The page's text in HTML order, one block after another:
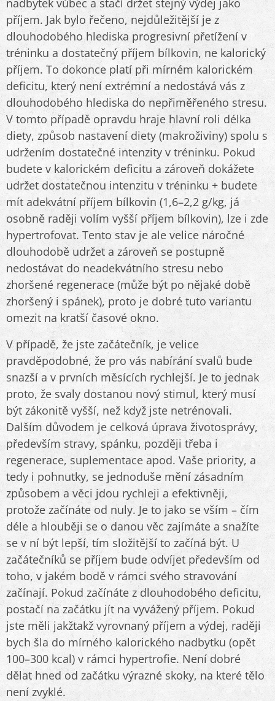
nadbytek vůbec a stačí držet stejný výdej jako
příjem. Jak bylo řečeno, nejdůležitější je z
dlouhodobého hlediska progresivní přetížení v
tréninku a dostatečný příjem bílkovin, ne kalorický
příjem. To dokonce platí při mírném kalorickém
deficitu, který není extrémní a nedostává vás z
dlouhodobého hlediska do nepřiměřeného stresu.
V tomto případě opravdu hraje hlavní roli délka
diety, způsob nastavení diety (makroživiny) spolu s
udržením dostatečné intenzity v tréninku. Pokud
budete v kalorickém deficitu a zároveň dokážete
udržet dostatečnou intenzitu v tréninku + budete
mít adekvátní příjem bílkovin (1,6–2,2 g/kg, já
osobně raději volím vyšší příjem bílkovin), lze i zde
hypertrofovat. Tento stav je ale velice náročné
dlouhodobě udržet a zároveň se postupně
nedostávat do neadekvátního stresu nebo
zhoršené regenerace (může být po nějaké době
zhoršený i spánek), proto je dobré tuto variantu
omezit na kratší časové okno.
V případě, že jste začátečník, je velice
pravděpodobné, že pro vás nabírání svalů bude
snazší a v prvních měsících rychlejší. Je to jednak
proto, že svaly dostanou nový stimul, který musí
být zákonitě vyšší, než když jste netrénovali.
Dalším důvodem je celková úprava životosprávy,
především stravy, spánku, později třeba i
regenerace, suplementace apod. Vaše priority, a
tedy i pohnutky, se jednoduše mění zásadním
způsobem a věci jdou rychleji a efektivněji,
protože začínáte od nuly. Je to jako se vším – čím
déle a hlouběji se o danou věc zajímáte a snažíte
se v ní být lepší, tím složitější to začíná být. U
začátečníků se příjem bude odvíjet především od
toho, v jakém bodě v rámci svého stravování
začínají. Pokud začínáte z dlouhodobého deficitu,
postačí na začátku jít na vyvážený příjem. Pokud
jste měli jakžtakž vyrovnaný příjem a výdej, raději
bych šla do mírného kalorického nadbytku (opět
100–300 kcal) v rámci hypertrofie. Není dobré
dělat hned od začátku výrazné skoky, na které tělo
není zvyklé.